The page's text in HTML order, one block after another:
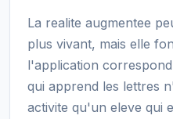
La realite augmentee
plus vivant, mais elle
l'application
qui apprend les lettres
activite qu'un eleve qui